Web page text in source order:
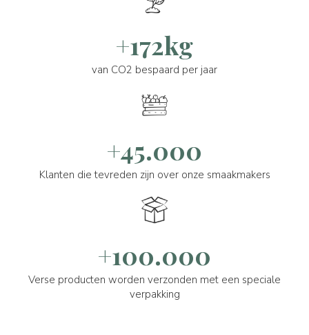
+172kg
van CO2 bespaard per jaar
+45.000
Klanten die tevreden zijn over onze smaakmakers
+100.000
Verse producten worden verzonden met een speciale
verpakking